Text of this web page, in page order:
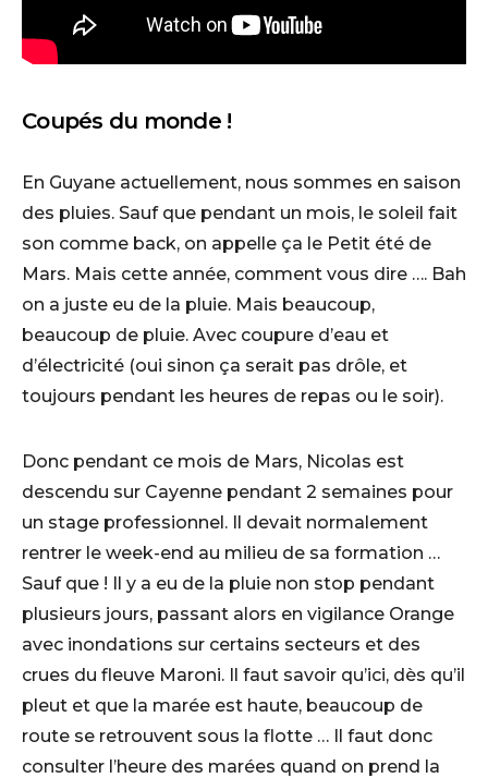
Coupés du monde !
En Guyane actuellement, nous sommes en saison
des pluies. Sauf que pendant un mois, le soleil fait
son comme back, on appelle ça le Petit été de
Mars. Mais cette année, comment vous dire …. Bah
on a juste eu de la pluie. Mais beaucoup,
beaucoup de pluie. Avec coupure d’eau et
d’électricité (oui sinon ça serait pas drôle, et
toujours pendant les heures de repas ou le soir).
Donc pendant ce mois de Mars, Nicolas est
descendu sur Cayenne pendant 2 semaines pour
un stage professionnel. Il devait normalement
rentrer le week-end au milieu de sa formation …
Sauf que ! Il y a eu de la pluie non stop pendant
plusieurs jours, passant alors en vigilance Orange
avec inondations sur certains secteurs et des
crues du fleuve Maroni. Il faut savoir qu’ici, dès qu’il
pleut et que la marée est haute, beaucoup de
route se retrouvent sous la flotte … Il faut donc
consulter l’heure des marées quand on prend la